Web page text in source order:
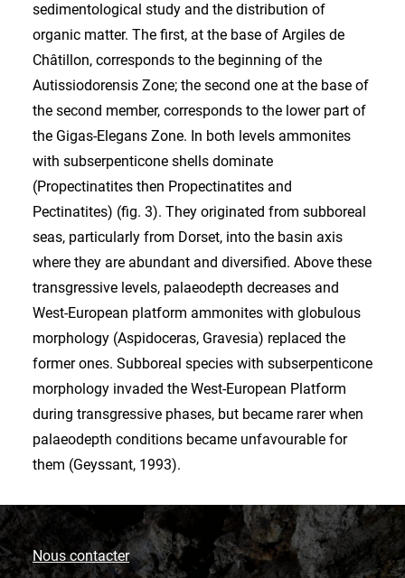
Nous contacter